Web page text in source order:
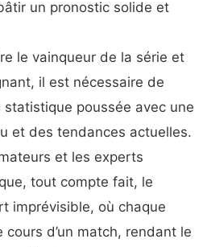
un pronostic solide et
le vainqueur de la série et
il est nécessaire de
poussée avec une
et des tendances actuelles.
et les experts
tout compte fait, le
imprévisible, où chaque
d’un match, rendant le